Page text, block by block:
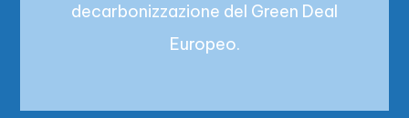
decarbonizzazione del Green Deal
Europeo.